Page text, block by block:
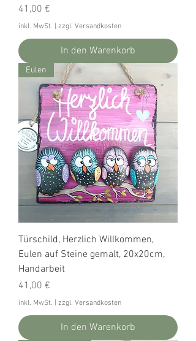
Preis
41,00 €
inkl. MwSt. zzgl. Versandkosten
In den Warenkorb
Eulen
Türschild, Herzlich Willkommen,
Eulen auf Steine gemalt, 20x20cm,
Handarbeit
Preis
41,00 €
inkl. MwSt. zzgl. Versandkosten
In den Warenkorb